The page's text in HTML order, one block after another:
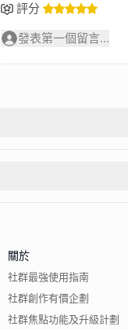
評分
發表第一個留言...
關於
社群最強使用指南
社群創作有價企劃
社群焦點功能及升級計劃